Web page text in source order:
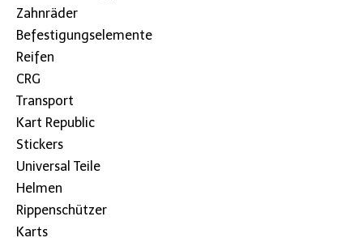
Zahnräder
Befestigungselemente
Reifen
CRG
Transport
Kart Republic
Stickers
Universal Teile
Helmen
Rippenschützer
Karts